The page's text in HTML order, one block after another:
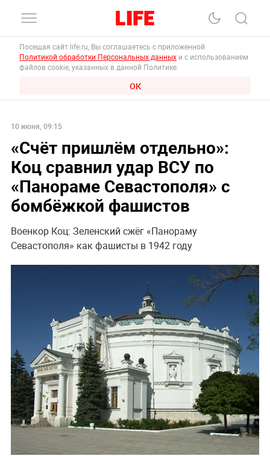
Посещая сайт life.ru, Вы соглашаетесь с приложенной
Политикой обработки Персональных данных и с использованием
файлов cookie, указанных в данной Политике.
ОК
10 июня, 09:15
«Счёт пришлём отдельно»:
Коц сравнил удар ВСУ по
«Панораме Севастополя» с
бомбёжкой фашистов
Военкор Коц: Зеленский сжёг «Панораму
Севастополя» как фашисты в 1942 году